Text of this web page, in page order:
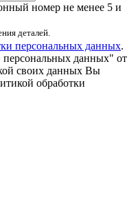
номер не менее 5 и
деталей.
персональных данных.
данных" от
своих данных Вы
обработки